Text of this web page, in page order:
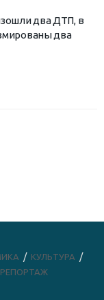
два ДТП, в
два
КУЛЬТУРА